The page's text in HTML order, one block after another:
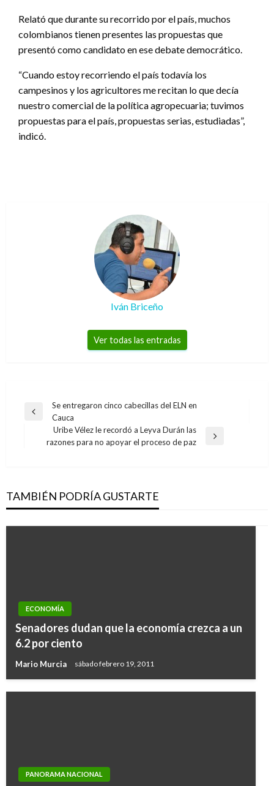
Relató que durante su recorrido por el país, muchos
colombianos tienen presentes las propuestas que
presentó como candidato en ese debate democrático.
“Cuando estoy recorriendo el país todavía los
campesinos y los agricultores me recitan lo que decía
nuestro comercial de la política agropecuaria; tuvimos
propuestas para el país, propuestas serias, estudiadas”,
indicó.
Iván Briceño
Ver todas las entradas
Navegación
entradas
Entrada
Se entregaron cinco cabecillas del ELN en
Cauca
Entrada
Uribe Vélez le recordó a Leyva Durán las
razones para no apoyar el proceso de paz
TAMBIÉN PODRÍA GUSTARTE
ECONOMÍA
Senadores dudan que la economía crezca a un
6.2 por ciento
Mario Murcia sábado febrero 19, 2011
PANORAMA NACIONAL